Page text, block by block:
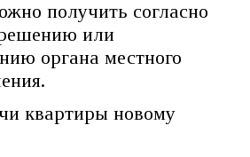
получить согласно
или
органа местного
квартиры новому